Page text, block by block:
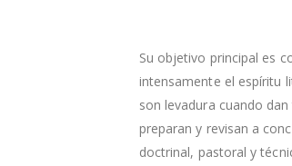
Su objetivo principal es
intensamente el espíritu
son levadura cuando
preparan y revisan a
doctrinal, pastoral y